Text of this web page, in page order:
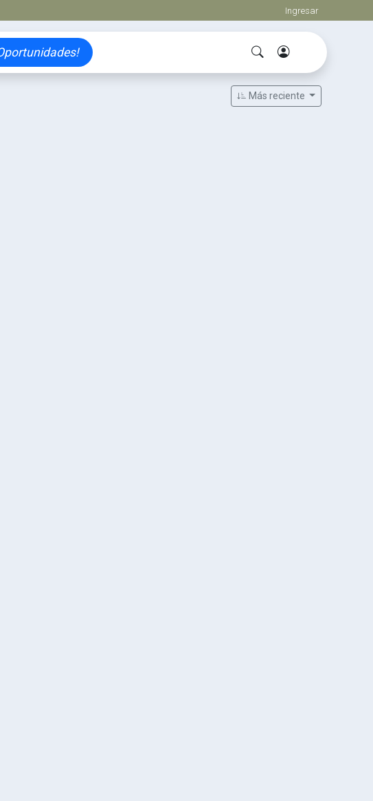
Ingresar
Más reciente